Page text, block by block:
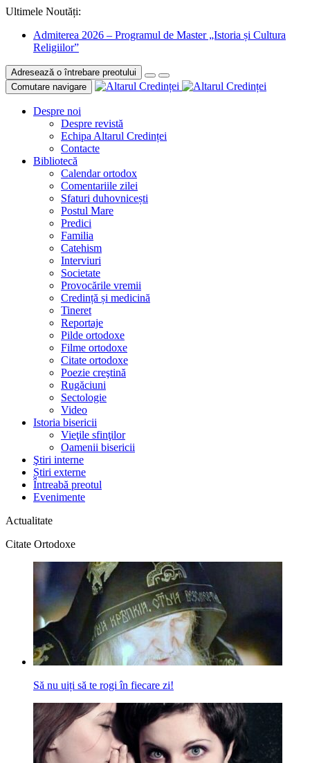
Ultimele Noutăți:
Admiterea 2026 – Programul de Master „Istoria și Cultura
Religiilor”
Adresează o întrebare preotului
Comutare navigare
Despre noi
Despre revistă
Echipa Altarul Credinței
Contacte
Bibliotecă
Calendar ortodox
Comentariile zilei
Sfaturi duhovnicești
Postul Mare
Predici
Familia
Catehism
Interviuri
Societate
Provocările vremii
Credință și medicină
Tineret
Reportaje
Pilde ortodoxe
Filme ortodoxe
Citate ortodoxe
Poezie creştină
Rugăciuni
Sectologie
Video
Istoria bisericii
Vieţile sfinţilor
Oamenii bisericii
Ştiri interne
Știri externe
Întreabă preotul
Evenimente
Actualitate
Citate Ortodoxe
Să nu uiți să te rogi în fiecare zi!